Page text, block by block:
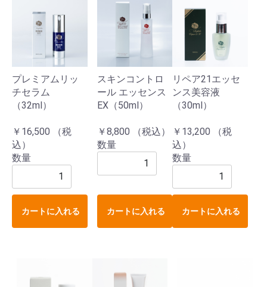
プレミアムリッ
チセラム
（32ml）
￥16,500 （税
込）
数量
カートに入れる
スキンコントロ
ール エッセンス
EX（50ml）
￥8,800 （税込）
数量
カートに入れる
リペア21エッセ
ンス美容液
（30ml）
￥13,200 （税
込）
数量
カートに入れる